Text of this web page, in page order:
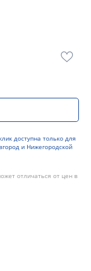
доступна только для
и Нижегородской
отличаться от цен в